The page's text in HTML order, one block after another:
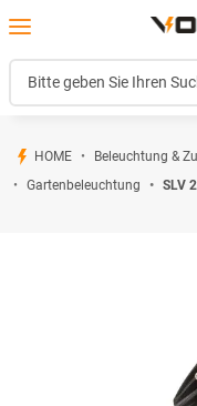
HOME Beleuchtung &
Gartenbeleuchtung